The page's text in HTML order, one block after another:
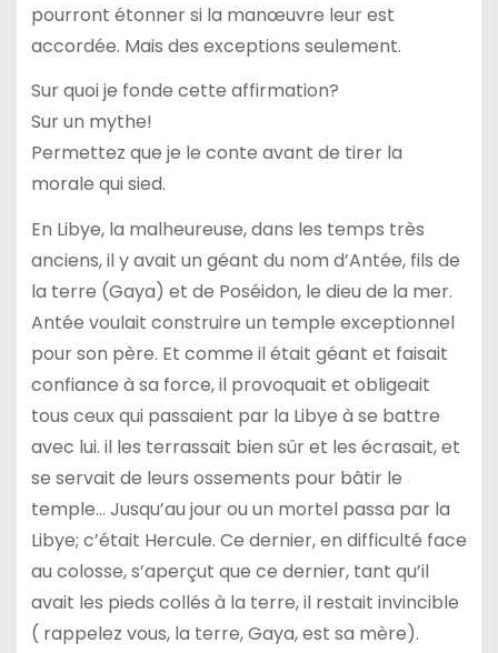
pourront étonner si la manœuvre leur est
accordée. Mais des exceptions seulement.
Sur quoi je fonde cette affirmation?
Sur un mythe!
Permettez que je le conte avant de tirer la
morale qui sied.
En Libye, la malheureuse, dans les temps très
anciens, il y avait un géant du nom d’Antée, fils de
la terre (Gaya) et de Poséidon, le dieu de la mer.
Antée voulait construire un temple exceptionnel
pour son père. Et comme il était géant et faisait
confiance à sa force, il provoquait et obligeait
tous ceux qui passaient par la Libye à se battre
avec lui. il les terrassait bien sûr et les écrasait, et
se servait de leurs ossements pour bâtir le
temple… Jusqu’au jour ou un mortel passa par la
Libye; c’était Hercule. Ce dernier, en difficulté face
au colosse, s’aperçut que ce dernier, tant qu’il
avait les pieds collés à la terre, il restait invincible
( rappelez vous, la terre, Gaya, est sa mère).